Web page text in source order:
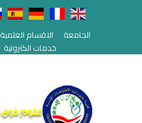
الجامعة الاقسام العلمية
خدمات الكترونية